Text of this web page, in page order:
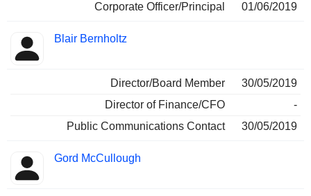
Corporate Officer/Principal 01/06/2019
Blair Bernholtz
Director/Board Member
30/05/2019
Director of Finance/CFO
-
Public Communications Contact
30/05/2019
Gord McCullough